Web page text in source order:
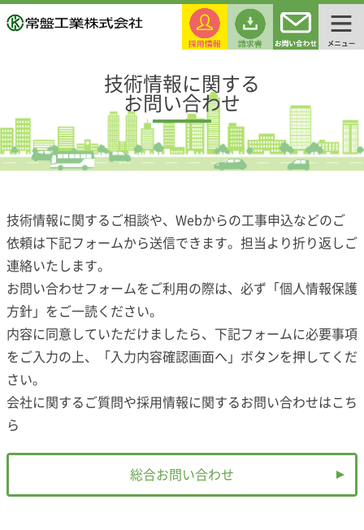
技術情報に関する
お問い合わせ
技術情報に関するご相談や、Webからの工事申込などのご
依頼は下記フォームから送信できます。担当より折り返しご
連絡いたします。
お問い合わせフォームをご利用の際は、必ず「 個人情報保護
方針 」をご一読ください。
内容に同意していただけましたら、下記フォームに必要事項
をご入力の上、「入力内容確認画面へ」ボタンを押してくだ
さい。
会社に関するご質問や採用情報に関するお問い合わせはこち
ら
総合お問い合わせ